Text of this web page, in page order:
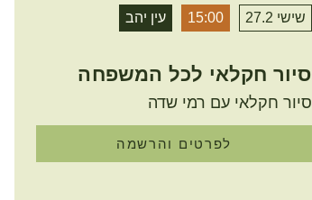
שישי 27.2 15:00 עין יהב
סיור חקלאי לכל המשפחה
סיור חקלאי עם רמי שדה
לפרטים והרשמה